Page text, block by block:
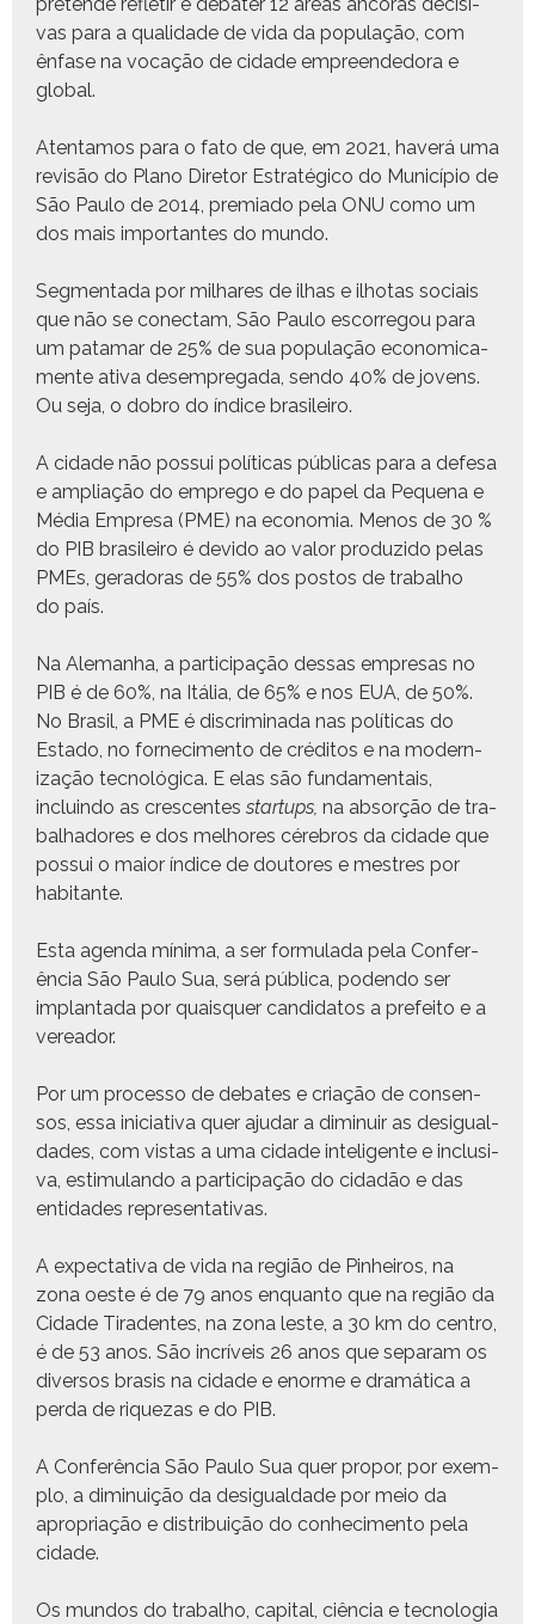
vas para a qual­i­dade de vida da pop­u­lação, com
ênfase na vocação de cidade empreende­do­ra e
global.
Aten­ta­mos para o fato de que, em 2021, haverá uma
revisão do Plano Dire­tor Estratégi­co do Municí­pio de
São Paulo de 2014, pre­mi­a­do pela ONU como um
dos mais impor­tantes do mundo.
Seg­men­ta­da por mil­hares de ilhas e ilho­tas soci­ais
que não se conec­tam, São Paulo escor­re­gou para
um pata­mar de 25% de sua pop­u­lação eco­nomi­ca­
mente ati­va desem­pre­ga­da, sendo 40% de jovens.
Ou seja, o dobro do índice brasileiro.
A cidade não pos­sui políti­cas públi­cas para a defe­sa
e ampli­ação do emprego e do papel da Peque­na e
Média Empre­sa (PME) na econo­mia. Menos de 30 %
do PIB brasileiro é dev­i­do ao val­or pro­duzi­do pelas
PMEs, ger­ado­ras de 55% dos pos­tos de tra­bal­ho
do país.
Na Ale­man­ha, a par­tic­i­pação dessas empre­sas no
PIB é de 60%, na Itália, de 65% e nos EUA, de 50%.
No Brasil, a PME é dis­crim­i­na­da nas políti­cas do
Esta­do, no fornec­i­men­to de crédi­tos e na mod­ern­
iza­ção tec­nológ­i­ca. E elas são fun­da­men­tais,
incluin­do as cres­centes star­tups, na absorção de tra­
bal­hadores e dos mel­hores cére­bros da cidade que
pos­sui o maior índice de doutores e mestres por
habitante.
Esta agen­da mín­i­ma, a ser for­mu­la­da pela Con­fer­
ên­cia São Paulo Sua, será públi­ca, poden­do ser
implan­ta­da por quais­quer can­didatos a prefeito e a
vereador.
Por um proces­so de debates e cri­ação de con­sen­
sos, essa ini­cia­ti­va quer aju­dar a diminuir as desigual­
dades, com vis­tas a uma cidade inteligente e inclu­si­
va, estim­u­lan­do a par­tic­i­pação do cidadão e das
enti­dades representativas.
A expec­ta­ti­va de vida na região de Pin­heiros, na
zona oeste é de 79 anos enquan­to que na região da
Cidade Tiradentes, na zona leste, a 30 km do cen­tro,
é de 53 anos. São incríveis 26 anos que sep­a­ram os
diver­sos bra­sis na cidade e enorme e dramáti­ca a
per­da de riquezas e do PIB.
A Con­fer­ên­cia São Paulo Sua quer pro­por, por exem­
p­lo, a diminuição da desigual­dade por meio da
apro­pri­ação e dis­tribuição do con­hec­i­men­to pela
cidade.
Os mun­dos do tra­bal­ho, cap­i­tal, ciên­cia e tec­nolo­gia